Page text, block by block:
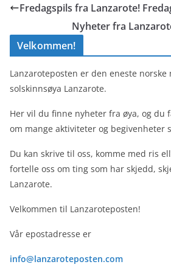
Fredagspils fra Lanzarote!
Nyheter fra
Velkommen!
Lanzaroteposten er den eneste norske
solskinnsøya Lanzarote.
Her vil du finne nyheter fra øya, og du
om mange aktiviteter og begivenheter
Du kan skrive til oss, komme med ris
fortelle oss om ting som har skjedd,
Lanzarote.
Velkommen til Lanzaroteposten!
Vår epostadresse er
info@lanzaroteposten.com